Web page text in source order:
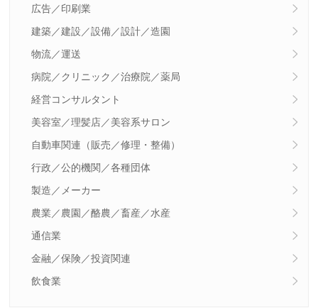
広告／印刷業
建築／建設／設備／設計／造園
物流／運送
病院／クリニック／治療院／薬局
経営コンサルタント
美容室／理髪店／美容系サロン
自動車関連（販売／修理・整備）
行政／公的機関／各種団体
製造／メーカー
農業／農園／酪農／畜産／水産
通信業
金融／保険／投資関連
飲食業